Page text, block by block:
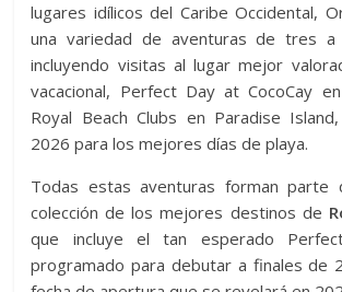
lugares idílicos del Caribe Occidental,
una variedad de aventuras de tres a
incluyendo visitas al lugar mejor
vacacional, Perfect Day at CocoCay
Royal Beach Clubs en Paradise
2026 para los mejores días de playa.
Todas estas aventuras forman parte
colección de los mejores destinos de
que incluye el tan esperado
programado para debutar a finales de